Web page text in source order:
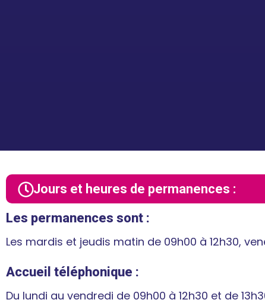
Jours et heures de permanences :
Les permanences sont :
Les mardis et jeudis matin de 09h00 à 12h30,
Accueil téléphonique :
Du lundi au vendredi de 09h00 à 12h30 et de